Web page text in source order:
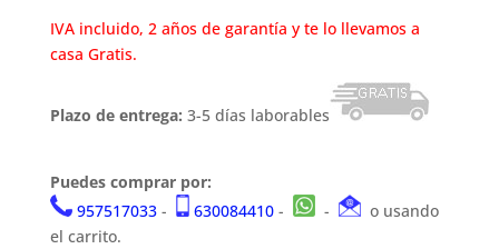
IVA incluido, 2 años de garantía y te lo llevamos a
casa Gratis.
Plazo de entrega: 3-5 días laborables
Puedes comprar por:
957517033- 630084410- -
o usando
el carrito.